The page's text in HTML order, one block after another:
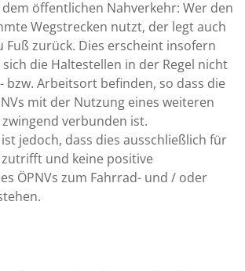
öffentlichen Nahverkehr: Wer den
Wegstrecken nutzt, der legt auch
Fuß zurück. Dies erscheint insofern
sich die Haltestellen in der Regel nicht
bzw. Arbeitsort befinden, so dass die
mit der Nutzung eines weiteren
verbunden ist.
jedoch, dass dies ausschließlich für
und keine positive
ÖPNVs zum Fahrrad- und / oder